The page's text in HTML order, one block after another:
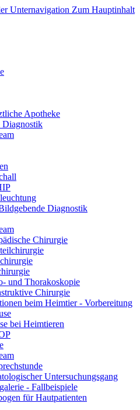
Unternavigation Zum Hauptinhalt
Apotheke
Diagnostik
Diagnostik
Chirurgie
und Thorakoskopie
Chirurgie
beim Heimtier - Vorbereitung
bei Heimtieren
Untersuchungsgang
- Fallbeispiele
für Hautpatienten